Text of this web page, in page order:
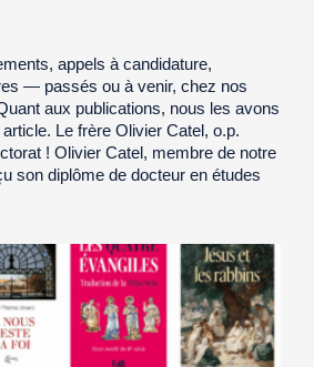
appels à candidature,
— passés ou à venir, chez nos
aux publications, nous les avons
Le frère Olivier Catel, o.p.
! Olivier Catel, membre de notre
son diplôme de docteur en études